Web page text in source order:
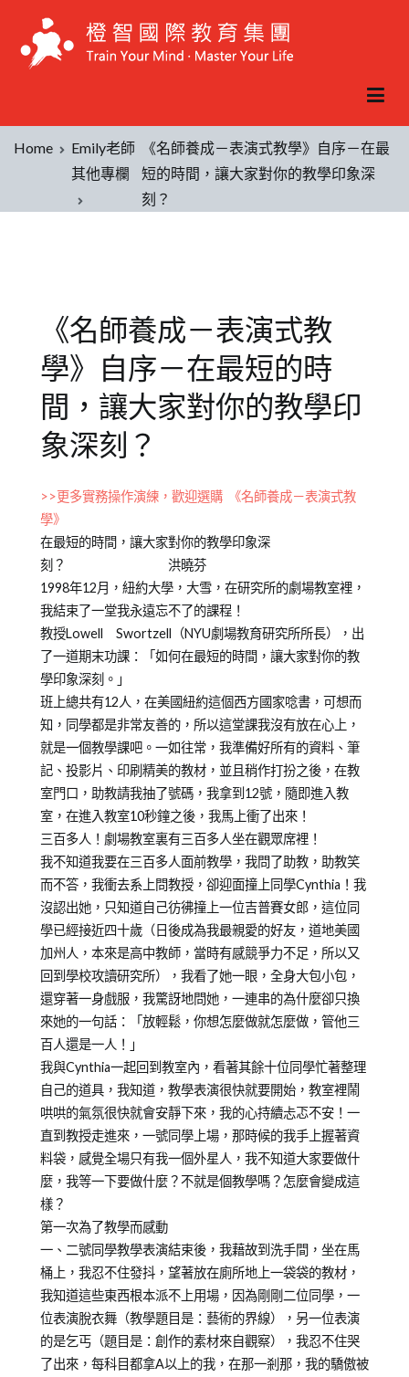
Home
Emily老師
其他專欄
《名師養成－表演式教學》自序－在最
短的時間，讓大家對你的教學印象深
刻？
《名師養成－表演式教
學》自序－在最短的時
間，讓大家對你的教學印
象深刻？
Posted
on
2012-
05-
02
Posted
in
Emily
老
師
其
他
專
欄
Tagged
書
籍
介
紹
>>更多實務操作演練，歡迎選購 《名師養成－表演式教
學》
在最短的時間，讓大家對你的教學印象深
刻？ 洪曉芬
1998年12月，紐約大學，大雪，在研究所的劇場教室裡，
我結束了一堂我永遠忘不了的課程！
教授Lowell Swortzell（NYU劇場教育研究所所長），出
了一道期末功課：「如何在最短的時間，讓大家對你的教
學印象深刻。」
班上總共有12人，在美國紐約這個西方國家唸書，可想而
知，同學都是非常友善的，所以這堂課我沒有放在心上，
就是一個教學課吧。一如往常，我準備好所有的資料、筆
記、投影片、印刷精美的教材，並且稍作打扮之後，在教
室門口，助教請我抽了號碼，我拿到12號，隨即進入教
室，在進入教室10秒鐘之後，我馬上衝了出來！
三百多人！劇場教室裏有三百多人坐在觀眾席裡！
我不知道我要在三百多人面前教學，我問了助教，助教笑
而不答，我衝去系上問教授，卻迎面撞上同學Cynthia！我
沒認出她，只知道自己彷彿撞上一位吉普賽女郎，這位同
學已經接近四十歲（日後成為我最親愛的好友，道地美國
加州人，本來是高中教師，當時有感競爭力不足，所以又
回到學校攻讀研究所），我看了她一眼，全身大包小包，
還穿著一身戲服，我驚訝地問她，一連串的為什麼卻只換
來她的一句話：「放輕鬆，你想怎麼做就怎麼做，管他三
百人還是一人！」
我與Cynthia一起回到教室內，看著其餘十位同學忙著整理
自己的道具，我知道，教學表演很快就要開始，教室裡鬧
哄哄的氣氛很快就會安靜下來，我的心持續忐忑不安！一
直到教授走進來，一號同學上場，那時候的我手上握著資
料袋，感覺全場只有我一個外星人，我不知道大家要做什
麼，我等一下要做什麼？不就是個教學嗎？怎麼會變成這
樣？
第一次為了教學而感動
一、二號同學教學表演結束後，我藉故到洗手間，坐在馬
桶上，我忍不住發抖，望著放在廁所地上一袋袋的教材，
我知道這些東西根本派不上用場，因為剛剛二位同學，一
位表演脫衣舞（教學題目是：藝術的界線），另一位表演
的是乞丐（題目是：創作的素材來自觀察），我忍不住哭
了出來，每科目都拿A以上的我，在那一剎那，我的驕傲被